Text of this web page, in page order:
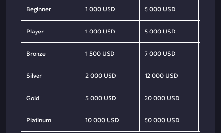
Beginner 1 000 USD 5 000 USD
Player 1 000 USD 5 000 USD
Bronze 1 500 USD 7 000 USD
Silver 2 000 USD 12 000 USD
Gold 5 000 USD 20 000 USD
Platinum 10 000 USD 50 000 USD